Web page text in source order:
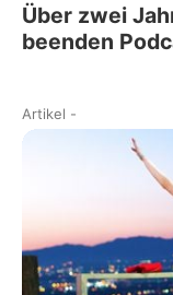
Über zwei
beenden
Artikel -